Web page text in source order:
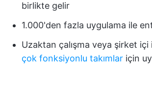
birlikte gelir
1.000'den fazla uygulama ile
Uzaktan çalışma veya şirket içi
çok fonksiyonlu takımlar için